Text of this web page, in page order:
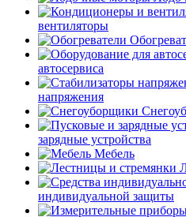
вентиляторы
автосервиса
напряжения
зарядные устройства
Мебель
индивидуальной защиты